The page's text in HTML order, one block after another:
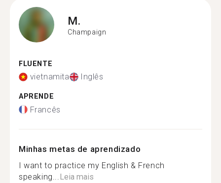
M.
Champaign
FLUENTE
vietnamita Inglês
APRENDE
Francês
Minhas metas de aprendizado
I want to practice my English & French
speaking... Leia mais